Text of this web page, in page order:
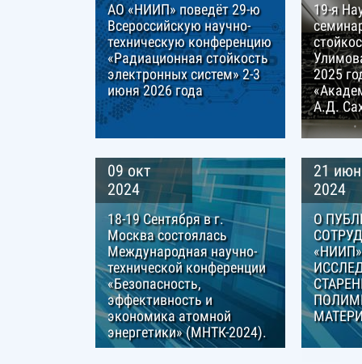
АО «НИИП» поведёт 29-ю
Всероссийскую научно-
техническую конференцию
«Радиационная стойкость
электронных систем» 2-3
июня 2026 года
19-я
2025
А.Д.
09 окт
2024
18-19 Сентября в г.
Москва состоялась
Международная научно-
технической конференции
«Безопасность,
эффективность и
экономика атомной
энергетики» (МНТК-2024).
21 июн
2024
О